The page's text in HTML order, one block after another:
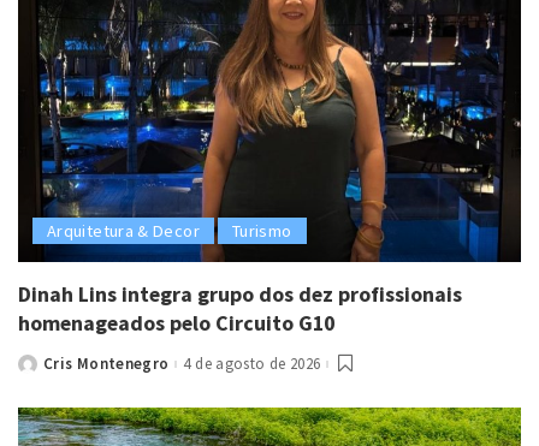
Arquitetura & Decor Turismo
Dinah Lins integra grupo dos dez profissionais
homenageados pelo Circuito G10
PostedCris Montenegro 4 de agosto de 2026